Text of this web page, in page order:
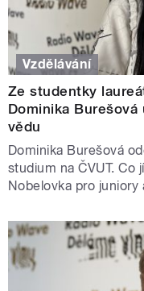
Vzdělávání
Ze studentky
Dominika
vědu
Dominika Burešová
studium na ČVUT. Co
Nobelovka pro